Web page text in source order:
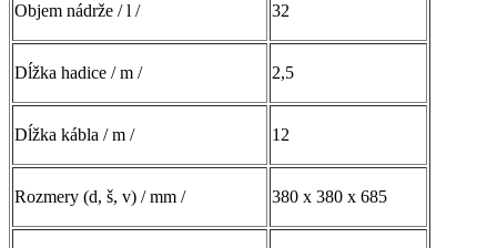
Objem nádrže / l / 32
Dĺžka hadice / m / 2,5
Dĺžka kábla / m / 12
Rozmery (d, š, v) / mm / 380 x 380 x 685